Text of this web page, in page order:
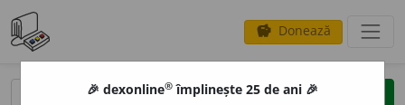
savings Donează
clear
🎉 dexonline® împlinește 25 de ani 🎉